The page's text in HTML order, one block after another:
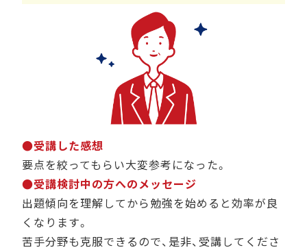
●受講した感想
要点を絞ってもらい大変参考になった。
●受講検討中の方へのメッセージ
出題傾向を理解してから勉強を始めると効率が良
くなります。
苦手分野も克服できるので、是非、受講してくださ